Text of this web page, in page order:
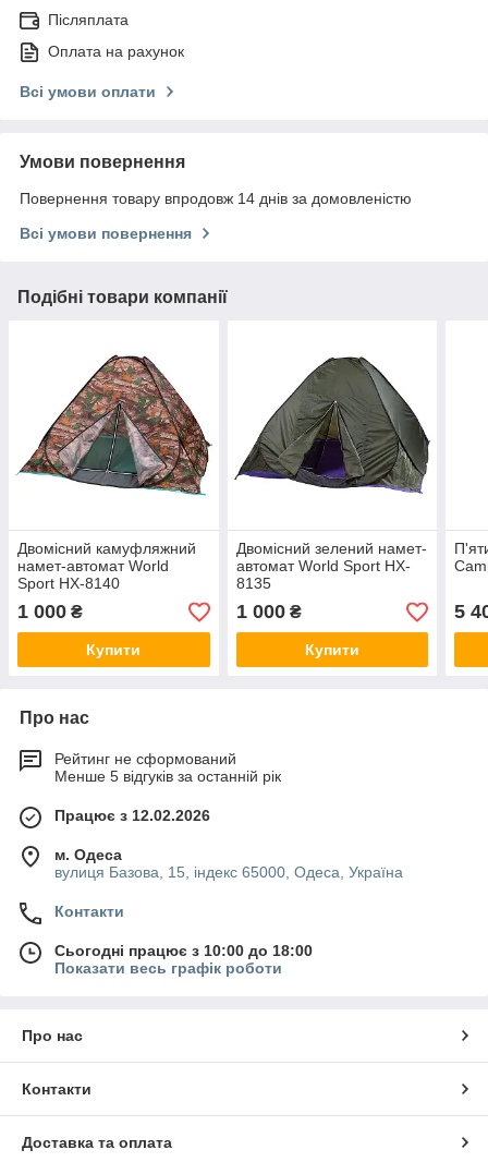
Післяплата
Оплата на рахунок
Всі умови оплати
Умови повернення
Повернення товару впродовж 14 днів за домовленістю
Всі умови повернення
Подібні товари компанії
Двомісний камуфляжний
намет-автомат World
Sport HX-8140
1 000 ₴
Купити
Двомісний зелений намет-
автомат World Sport HX-
8135
1 000₴
Купити
5
Про нас
Рейтинг не сформований
Менше 5 відгуків за останній рік
Працює з 12.02.2026
м. Одеса
вулиця Базова, 15, індекс 65000, Одеса, Україна
Контакти
Сьогодні працює з 10:00 до 18:00
Показати весь графік роботи
Про нас
Контакти
Доставка та оплата